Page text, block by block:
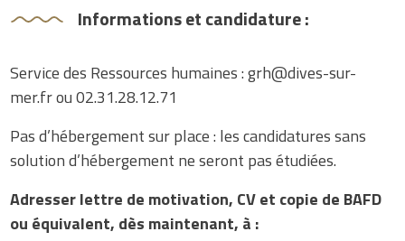
Informations et candidature :
Service des Ressources humaines :grh@dives-sur-
mer.frou 02.31.28.12.71
Pas d’hébergement sur place : les candidatures sans
solution d’hébergement ne seront pas étudiées.
Adresser lettre de motivation, CV et copie de BAFD
ou équivalent, dès maintenant, à :